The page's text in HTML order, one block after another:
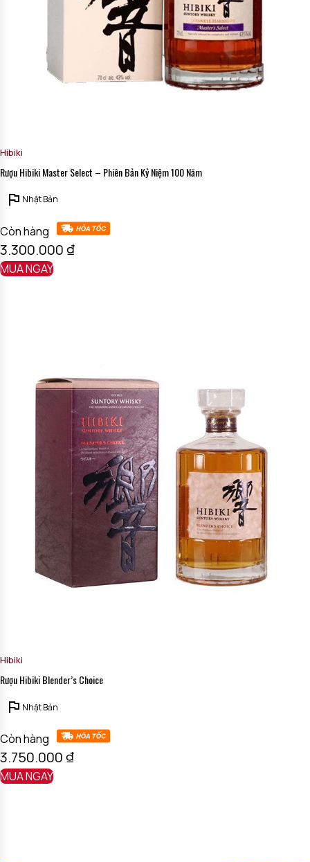
Hibiki
Rượu Hibiki Master Select – Phiên Bản Kỷ Niệm 100 Năm
Nhật Bản
Còn hàng
3.300.000₫
MUA NGAY
Hibiki
Rượu Hibiki Blender’s Choice
Nhật Bản
Còn hàng
3.750.000₫
MUA NGAY